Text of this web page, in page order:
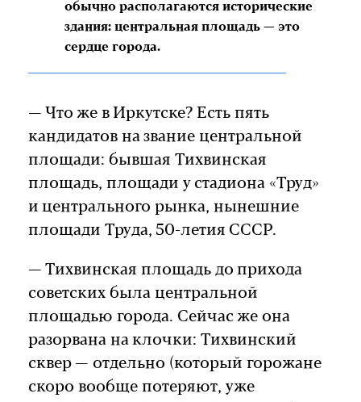
обычно располагаются исторические
здания: центральная площадь — это
сердце города.
— Что же в Иркутске? Есть пять
кандидатов на звание центральной
площади: бывшая Тихвинская
площадь, площади у стадиона «Труд»
и центрального рынка, нынешние
площади Труда, 50-летия СССР.
— Тихвинская площадь до прихода
советских была центральной
площадью города. Сейчас же она
разорвана на клочки: Тихвинский
сквер — отдельно (который горожане
скоро вообще потеряют, уже